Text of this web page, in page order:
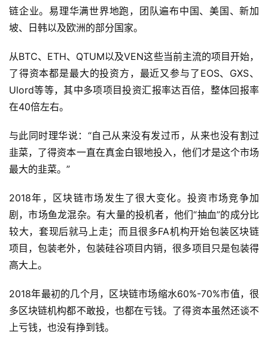
链企业。易理华满世界地跑，团队遍布中国、美国、新加
坡、日韩以及欧洲的部分国家。
从BTC、ETH、QTUM以及VEN这些当前主流的项目开始，
了得资本都是最大的投资方，最近又参与了EOS、GXS、
Ulord等等，其中多项项目投资汇报率达百倍，整体回报率
在40倍左右。
与此同时理华说：“自己从来没有发过币，从来也没有割过
韭菜，了得资本一直在真金白银地投入，他们才是这个市场
最大的韭菜。”
2018年，区块链市场发生了很大变化。投资市场竞争加
剧，市场鱼龙混杂。有大量的投机者，他们“抽血”的成分比
较大，套现后就马上走；而且很多FA机构开始包装区块链
项目，包装老外，包装硅谷项目内销，很多项目只是包装得
高大上。
2018年最初的几个月，区块链市场缩水60%-70%市值，很
多区块链机构都不敢投，也都在亏钱。了得资本虽然还谈不
上亏钱，也没有挣到钱。